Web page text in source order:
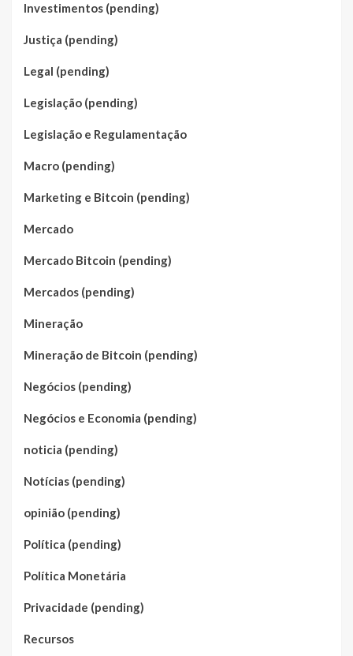
Investimentos (pending)
Justiça (pending)
Legal (pending)
Legislação (pending)
Legislação e Regulamentação
Macro (pending)
Marketing e Bitcoin (pending)
Mercado
Mercado Bitcoin (pending)
Mercados (pending)
Mineração
Mineração de Bitcoin (pending)
Negócios (pending)
Negócios e Economia (pending)
noticia (pending)
Notícias (pending)
opinião (pending)
Política (pending)
Política Monetária
Privacidade (pending)
Recursos